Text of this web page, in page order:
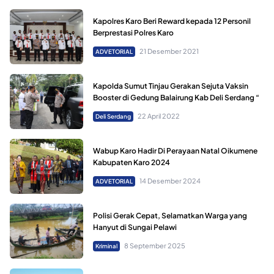
Kapolres Karo Beri Reward kepada 12 Personil
Berprestasi Polres Karo
ADVETORIAL 21 Desember 2021
Kapolda Sumut Tinjau Gerakan Sejuta Vaksin
Booster di Gedung Balairung Kab Deli Serdang “
Deli Serdang 22 April 2022
Wabup Karo Hadir Di Perayaan Natal Oikumene
Kabupaten Karo 2024
ADVETORIAL 14 Desember 2024
Polisi Gerak Cepat, Selamatkan Warga yang
Hanyut di Sungai Pelawi
Kriminal 8 September 2025